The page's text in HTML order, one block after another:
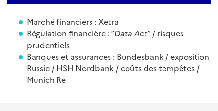
Marché financiers : Xetra
Régulation financière : “Data Act” / risques
prudentiels
Banques et assurances : Bundesbank / exposition
Russie / HSH Nordbank / coûts des tempêtes /
Munich Re